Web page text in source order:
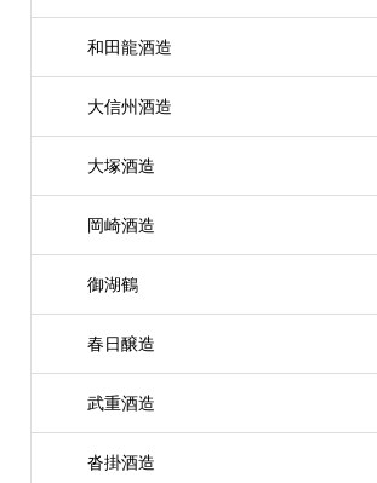
和田龍酒造
大信州酒造
大塚酒造
岡崎酒造
御湖鶴
春日醸造
武重酒造
沓掛酒造